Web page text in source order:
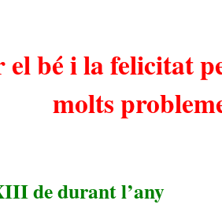
el bé i la felicitat
molts
de durant l’any